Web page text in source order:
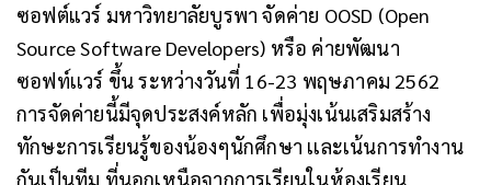
ซอฟต์แวร์ มหาวิทยาลัยบูรพา จัดค่าย OOSD (Open
Source Software Developers) หรือ ค่ายพัฒนา
ซอฟท์เเวร์ ขึ้น ระหว่างวันที่ 16-23 พฤษภาคม 2562
การจัดค่ายนี้มีจุดประสงค์หลัก เพื่อมุ่งเน้นเสริมสร้าง
ทักษะการเรียนรู้ของน้องๆนักศึกษา เเละเน้นการทำงาน
กันเป็นทีม ที่นอกเหนือจากการเรียนในห้องเรียน